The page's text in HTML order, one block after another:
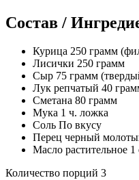
Состав /
Курица 250 грамм
Лисички 250 грамм
Сыр 75 грамм
Лук репчатый 40
Сметана 80 грамм
Мука 1 ч. ложка
Соль По вкусу
Перец черный
Масло растительное 1
Количество порций 3